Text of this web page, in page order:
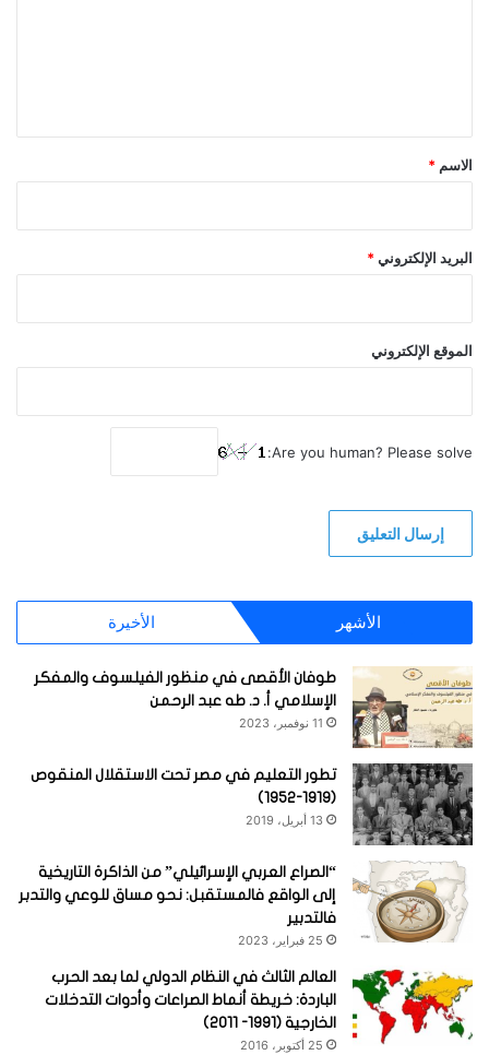
*
الاسم *
البريد الإلكتروني *
الموقع الإلكتروني
Are you human? Please solve:
الأشهر الأخيرة
طوفان الأقصى في منظور الفيلسوف والمفكر
الإسلامي أ. د. طه عبد الرحمن
11 نوفمبر، 2023
تطور التعليم في مصر تحت الاستقلال المنقوص
(1919-1952)
13 أبريل، 2019
“الصراع العربي الإسرائيلي” من الذاكرة التاريخية
إلى الواقع فالمستقبل: نحو مساق للوعي والتدبر
فالتدبير
25 فبراير، 2023
العالم الثالث في النظام الدولي لما بعد الحرب
الباردة: خريطة أنماط الصراعات وأدوات التدخلات
الخارجية (1991- 2011)
25 أكتوبر، 2016